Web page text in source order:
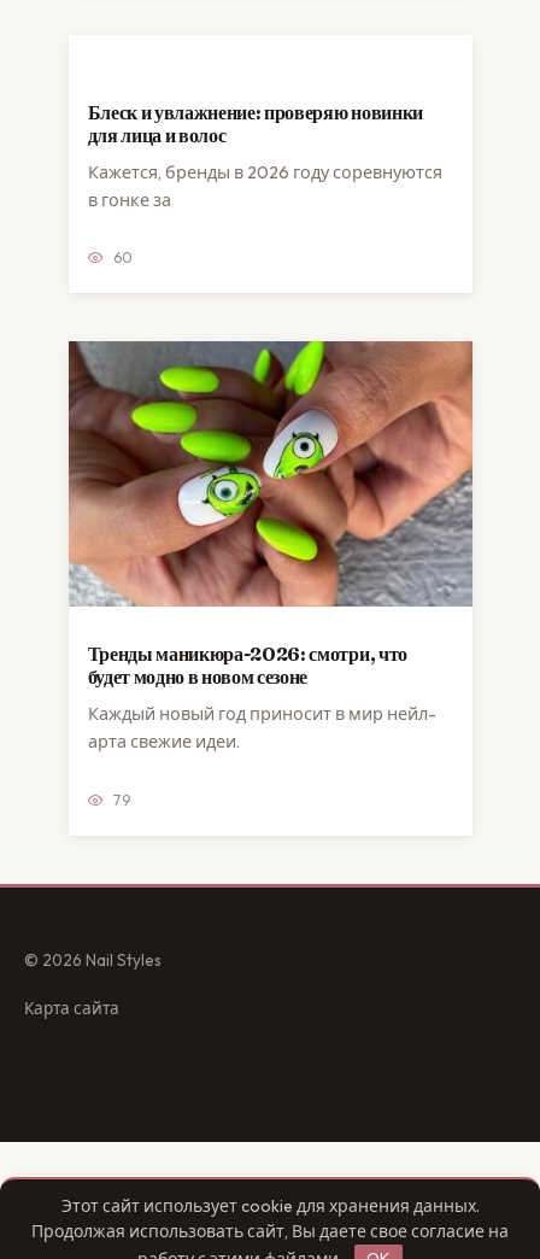
Блеск и увлажнение: проверяю новинки
для лица и волос
Кажется, бренды в 2026 году соревнуются
в гонке за
60
Тренды маникюра-2026: смотри, что
будет модно в новом сезоне
Каждый новый год приносит в мир нейл-
арта свежие идеи.
79
© 2026 Nail Styles
Карта сайта
Этот сайт использует cookie для хранения данных.
Продолжая использовать сайт, Вы даете свое согласие на